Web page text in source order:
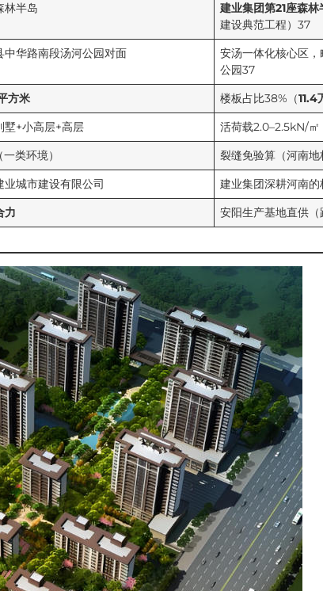
林半岛 建业集团第21座森
建设典范工程）37
中华路南段汤河公园对面
安汤一体化核心区
公园37
方米 楼板占比38%（11.4
墅+小高层+高层
活荷载2.0–2.5kN/㎡
类环境）
裂缝免验算（河南地
业城市建设有限公司
建业集团深耕河南
力 安阳生产基地直供